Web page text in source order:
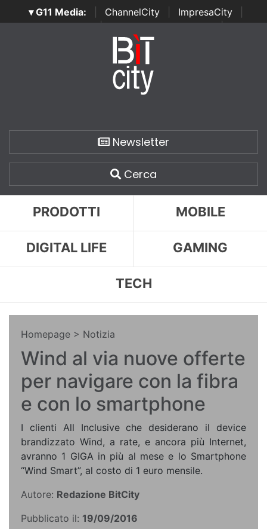
▾ G11 Media: ChannelCity ImpresaCity
SecurityOpenLab | Italian Channel Awards | Italian
Italian Security Awards
Newsletter
Cerca
PRODOTTI MOBILE
DIGITAL LIFE GAMING
TECH
Homepage > Notizia
Wind al via nuove offerte
per navigare con la fibra
e con lo smartphone
I clienti All Inclusive che desiderano il device
brandizzato Wind, a rate, e ancora più Internet,
avranno 1 GIGA in più al mese e lo Smartphone
“Wind Smart”, al costo di 1 euro mensile.
Autore: Redazione BitCity
Pubblicato il: 19/09/2016